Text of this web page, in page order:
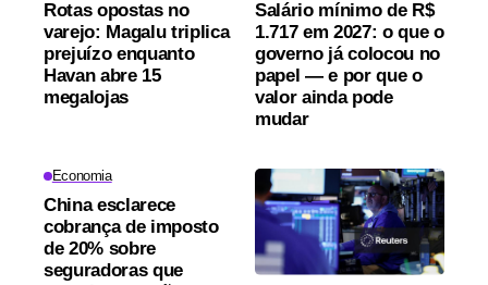
Rotas opostas no
varejo: Magalu triplica
prejuízo enquanto
Havan abre 15
megalojas
Salário mínimo de R$
1.717 em 2027: o que o
governo já colocou no
papel — e por que o
valor ainda pode
mudar
Economia
China esclarece
cobrança de imposto
de 20% sobre
seguradoras que